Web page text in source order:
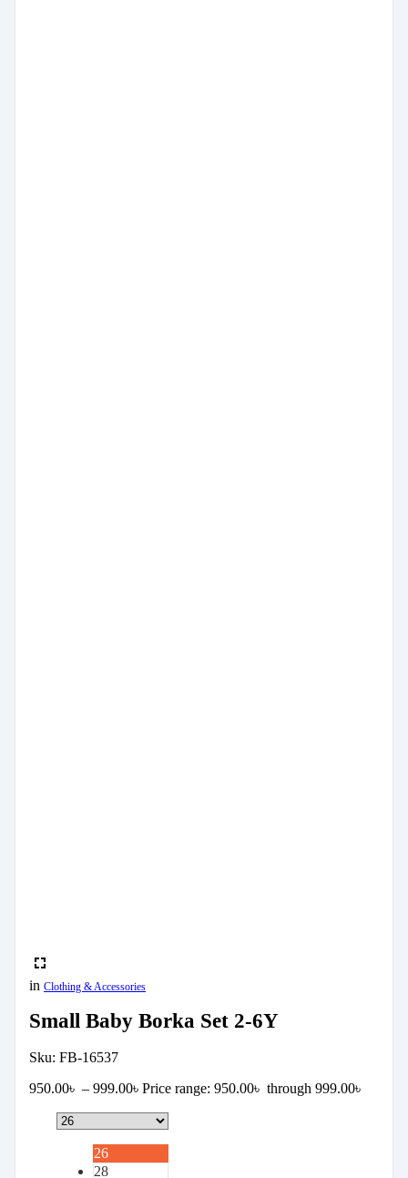
in Clothing & Accessories
Small Baby Borka Set 2-6Y
Sku: FB-16537
950.00৳ – 999.00৳ Price range: 950.00৳ through 999.00৳
26
28